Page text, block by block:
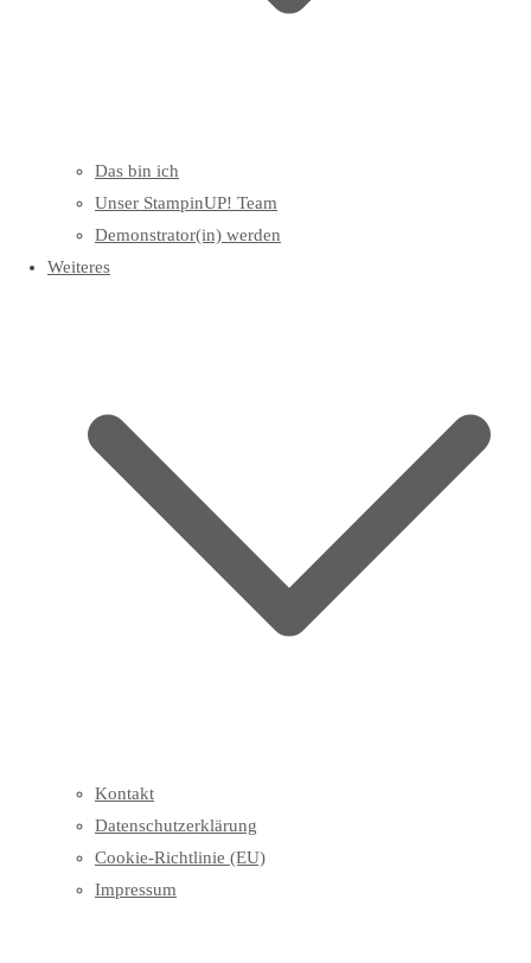
Das bin ich
Unser StampinUP! Team
Demonstrator(in) werden
Weiteres
Kontakt
Datenschutzerklärung
Cookie-Richtlinie (EU)
Impressum